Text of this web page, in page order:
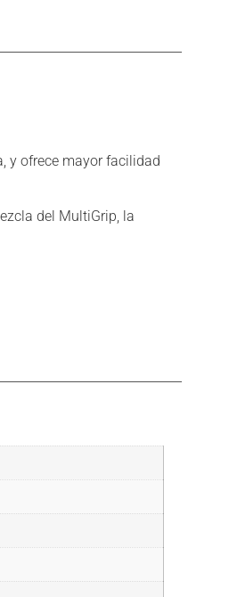
y ofrece mayor facilidad
del MultiGrip, la